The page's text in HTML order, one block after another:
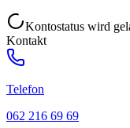
Kontostatus wird
Kontakt
Telefon
062 216 69 69